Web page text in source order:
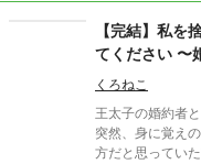
【完結】私を
てください 〜
断りです〜
くろねこ
王太子の婚約者
突然、身に覚えの
方だと思ってい